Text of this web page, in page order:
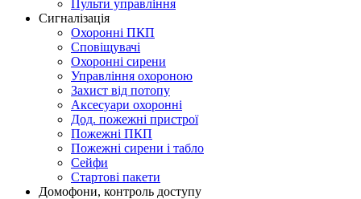
Пульти управління
Сигналізація
Охоронні ПКП
Сповіщувачі
Охоронні сирени
Управління охороною
Захист від потопу
Аксесуари охоронні
Дод. пожежні пристрої
Пожежні ПКП
Пожежні сирени і табло
Сейфи
Стартові пакети
Домофони, контроль доступу